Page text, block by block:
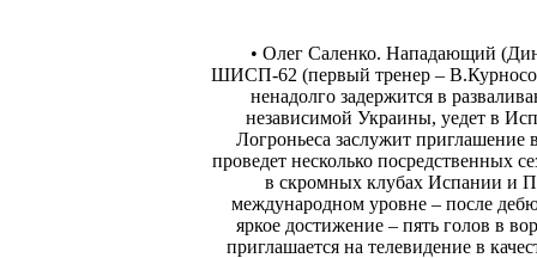
• Олег Саленко. Нападающий
ШИСП-62 (первый тренер –
ненадолго задержится в
независимой Украины, уедет в
Логроньеса заслужит
проведет несколько посредственных
в скромных клубах Испании и
международном уровне – после
яркое достижение – пять голов в
приглашается на телевидение в